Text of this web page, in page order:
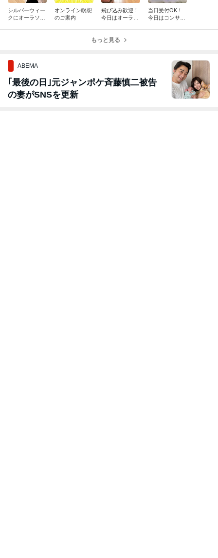
シルバーウィー
クにオーラソー
オンライン瞑想
のご案内
飛び込み歓迎！
今日はオーラソ
当日受付OK！
今日はコンサル
もっと見る
ABEMA
｢最後の日｣元ジャンポケ斉藤慎二被告
の妻がSNSを更新